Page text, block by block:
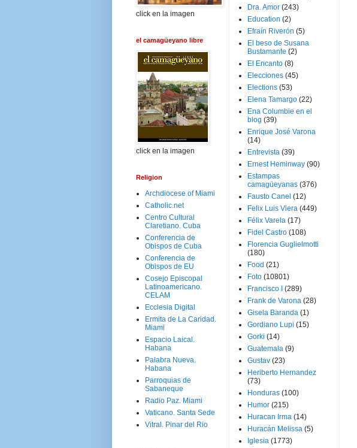
click en la imagen
el camagüeyano libre
click en la imagen
Religion
Archdiocese of Miami
Catholic.net
Centro Cultural
Claretiano. Cuba
Conferencia de
Obispos de Cuba
Conferencia de
Obispos de EU
Cosejo Episcopal
Latinoamericano.
CELAM
Ecclesia Digital
Ermita de La Caridad.
Miami
Espacio Laical.
Habana
Palabra Nueva.
Habana
Parroquias de
Sabaneque
Radio Paz. Miami
Vaticano. Santa Sede
Vitral. Pinar del Rio
Dra. Amor (243)
Education (2)
Efraín Riverón (5)
El beso de Susana
Bustamante (2)
El Encanto (8)
Elecciones (45)
Elections (53)
Elena Tamargo (22)
Ena Columbie en el
blog (39)
Enrique José Varona
(14)
Entrevista (39)
Ernest Heminway (90)
Estampas
camagüeyanas (376)
Fausto Canel (12)
Felix Luis Viera (449)
Félix Varela (17)
Fidel Castro (108)
Florencia Guglielmotti
(180)
Food (21)
Foto (10801)
Francisco I
(289)
Frank de Varona (28)
Gisela Baranda (1)
Gordiano Lupi (15)
Gorki (14)
Guatemala (9)
Gustav (23)
Heriberto Hernandez
(73)
Honduras (100)
Humor (215)
Huracan Irma (14)
Huracán Melissa (5)
Iglesia (1773)